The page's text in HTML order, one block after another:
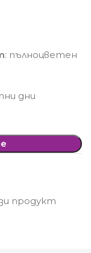
: пълноцветен
дни
продукт